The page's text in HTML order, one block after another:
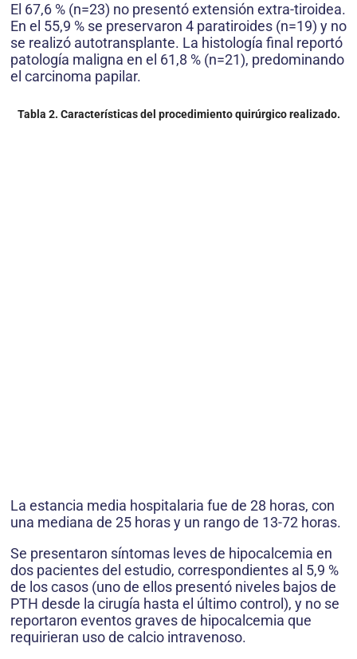
El 67,6 % (n=23) no presentó extensión extra-tiroidea.
En el 55,9 % se preservaron 4 paratiroides (n=19) y no
se realizó autotransplante. La histología final reportó
patología maligna en el 61,8 % (n=21), predominando
el carcinoma papilar.
Tabla 2. Características del procedimiento quirúrgico realizado.
La estancia media hospitalaria fue de 28 horas, con
una mediana de 25 horas y un rango de 13-72 horas.
Se presentaron síntomas leves de hipocalcemia en
dos pacientes del estudio, correspondientes al 5,9 %
de los casos (uno de ellos presentó niveles bajos de
PTH desde la cirugía hasta el último control), y no se
reportaron eventos graves de hipocalcemia que
requirieran uso de calcio intravenoso.